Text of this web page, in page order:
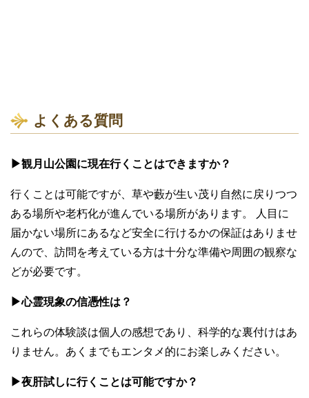
よくある質問
▶観月山公園に現在行くことはできますか？
行くことは可能ですが、草や藪が生い茂り自然に戻りつつ
ある場所や老朽化が進んでいる場所があります。 人目に
届かない場所にあるなど安全に行けるかの保証はありませ
んので、訪問を考えている方は十分な準備や周囲の観察な
どが必要です。
▶心霊現象の信憑性は？
これらの体験談は個人の感想であり、科学的な裏付けはあ
りません。あくまでもエンタメ的にお楽しみください。
▶夜肝試しに行くことは可能ですか？